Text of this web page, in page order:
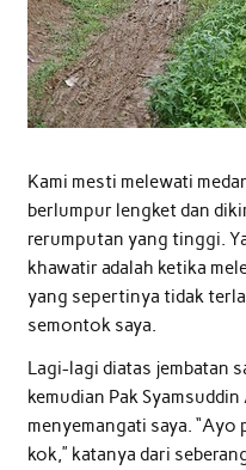
Kami mesti melewati
berlumpur lengket dan
rerumputan yang tinggi.
khawatir adalah ketika
yang sepertinya tidak
semontok saya.
Lagi-lagi diatas jembatan
kemudian Pak
menyemangati saya.
kok,” katanya dari